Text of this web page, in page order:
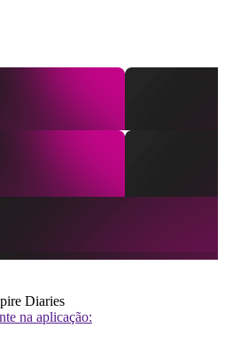
Diaries
na aplicação: